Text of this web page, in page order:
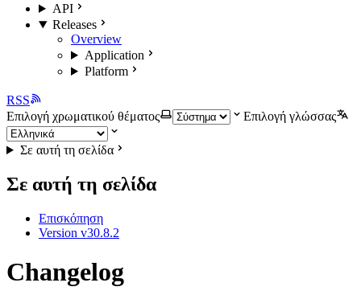
API
Releases
Overview
Application
Platform
RSS
Επιλογή χρωματικού θέματος
Επιλογή γλώσσας
Σε αυτή τη σελίδα
Σε αυτή τη σελίδα
Επισκόπηση
Version v30.8.2
Changelog